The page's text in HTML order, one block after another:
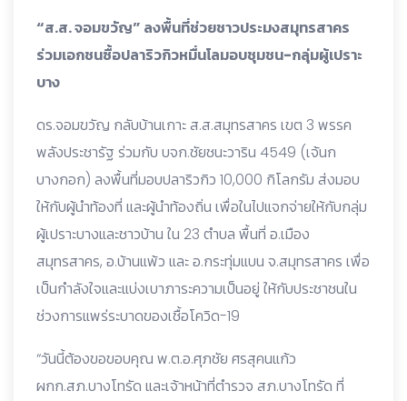
“ส.ส. จอมขวัญ” ลงพื้นที่ช่วยชาวประมงสมุทรสาคร
ร่วมเอกชนซื้อปลาริวกิวหมื่นโลมอบชุมชน-กลุ่มผู้เปราะ
บาง
ดร.จอมขวัญ กลับบ้านเกาะ ส.ส.สมุทรสาคร เขต 3 พรรค
พลังประชารัฐ ร่วมกับ บจก.ชัยชนะวาริน 4549 (เจ้นก
บางกอก) ลงพื้นที่มอบปลาริวกิว 10,000 กิโลกรัม ส่งมอบ
ให้กับผู้นำท้องที่ และผู้นำท้องถิ่น เพื่อในไปแจกจ่ายให้กับกลุ่ม
ผู้เปราะบางและชาวบ้าน ใน 23 ตำบล พื้นที่ อ.เมือง
สมุทรสาคร, อ.บ้านแพ้ว และ อ.กระทุ่มแบน จ.สมุทรสาคร เพื่อ
เป็นกำลังใจและแบ่งเบาภาระความเป็นอยู่ ให้กับประชาชนใน
ช่วงการแพร่ระบาดของเชื้อโควิด-19
“วันนี้ต้องขอขอบคุณ พ.ต.อ.ศุภชัย ศรสุคนแก้ว
ผกก.สภ.บางโทรัด และเจ้าหน้าที่ตำรวจ สภ.บางโทรัด ที่